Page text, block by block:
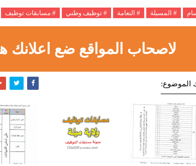
# المسيلة # النعامة # توظيف وطني # مسابقات توظيف
لاصحاب المواقع ضع اعلانك
الموضوع: